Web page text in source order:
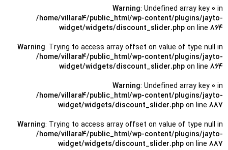
Warning: Undefined array key 0 in
/home/villara4/public_html/wp-content/plugins/jayto-
widget/widgets/discount_slider.php on line 864
Warning: Trying to access array offset on value of type null in
/home/villara4/public_html/wp-content/plugins/jayto-
widget/widgets/discount_slider.php on line 864
Warning: Undefined array key 0 in
/home/villara4/public_html/wp-content/plugins/jayto-
widget/widgets/discount_slider.php on line 887
Warning: Trying to access array offset on value of type null in
/home/villara4/public_html/wp-content/plugins/jayto-
widget/widgets/discount_slider.php on line 887